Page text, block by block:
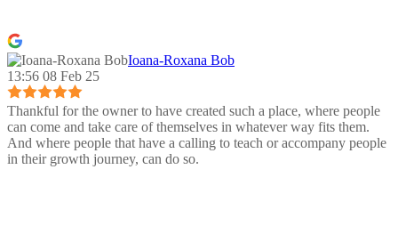
Ioana-Roxana Bob
13:56 08 Feb 25
Thankful for the owner to have created such a place, where people
can come and take care of themselves in whatever way fits them.
And where people that have a calling to teach or accompany people
in their growth journey, can do so.